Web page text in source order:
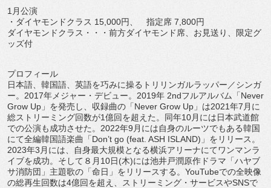
1 月公演
・ダイヤモンドクラス 15,000円、 指定席 7,800円
ダイヤモンドクラス・・・前方ダイヤモンド席、お見送り、
限定グ
ッズ付
プロフィール
日本語、韓国語、英語を巧みに操るトリリンガルラッパー／シンガ
ー。 2017年メジャー・デビュー。 2019年 2ndフルアルバム「Never
Grow Up 」を発売し、収録曲の「Never Grow Up 」は2021年7 月に
総ストリーミング回数が1億回を超えた 。同年10月には日本武道館
での公演も成功させた。 2022年9 月には自身のルーツでもある韓国
にて全編韓国語楽曲「Don’t go (feat. ASH ISLAND) 」をリリース。
2023年3 月には、
自身最大規模となる横浜アリーナにてワンマンラ
イブを成功。 そして８月 10日(木)には池井戸潤原作ドラマ「ハヤブ
サ消防団」主題歌の「命日」をリリースする。 YouTubeでの全映像
の総再生回数は4億回を超え、ストリーミング・ サービスやSNSで